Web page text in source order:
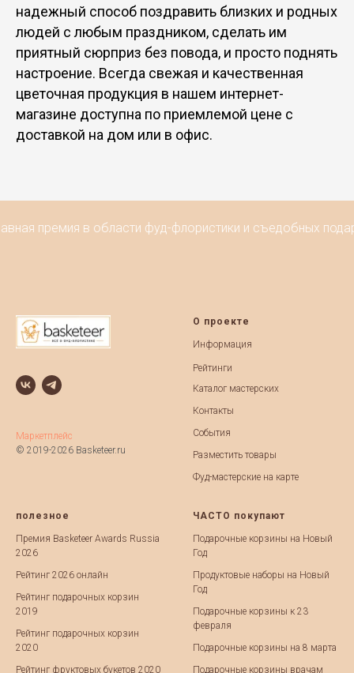
надежный способ поздравить близких и родных
людей с любым праздником, сделать им
приятный сюрприз без повода, и просто поднять
настроение. Всегда свежая и качественная
цветочная продукция в нашем интернет-
магазине доступна по приемлемой цене с
доставкой на дом или в офис.
премия в области фуд-флористики и съедобных
Маркетплейс
© 2019-2026 Basketeer.ru
О проекте
Информация
Рейтинги
Каталог мастерских
Контакты
События
Разместить товары
Фуд-мастерские на карте
полезное
Премия Basketeer Awards Russia
2026
Рейтинг 2026 онлайн
Рейтинг подарочных корзин
2019
Рейтинг подарочных корзин
2020
Рейтинг фруктовых букетов 2020
ЧАСТО покупают
Подарочные корзины на Новый
Год
Продуктовые наборы на Новый
Год
Подарочные корзины к 23
февраля
Подарочные корзины на 8 марта
Подарочные корзины врачам